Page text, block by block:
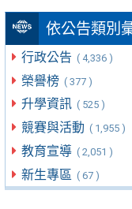
依公告類別
行政公告 ( 4,336 )
榮譽榜 ( 377 )
升學資訊 ( 525 )
競賽與活動 ( 1,955 )
教育宣導 ( 2,051 )
新生專區 ( 67 )